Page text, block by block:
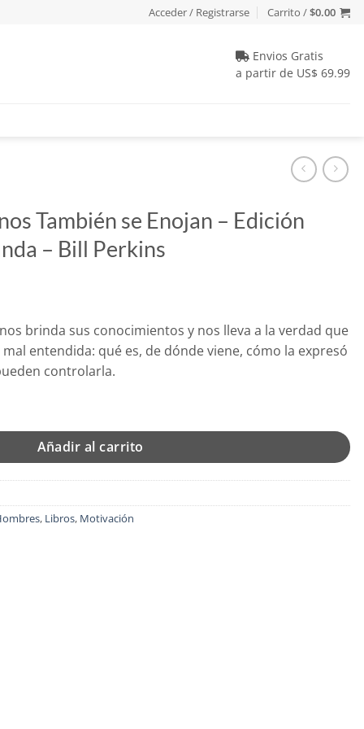
Acceder / Registrarse Carrito /$0.00
Envios Gratis
a partir de US$ 69.99
También se Enojan – Edición
– Bill Perkins
brinda sus conocimientos y nos lleva a la verdad que
entendida: qué es, de dónde viene, cómo la expresó
controlarla.
Añadir al carrito
, Libros, Motivación